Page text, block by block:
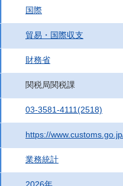
国際
貿易・国際収支
財務省
関税局関税課
03-3581-4111(2518)
https://
業務統計